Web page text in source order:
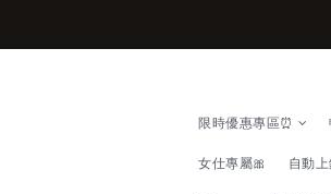
限時優惠專區⏰
女仕專屬🎀 自動